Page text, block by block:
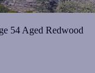
54 Aged Redwood